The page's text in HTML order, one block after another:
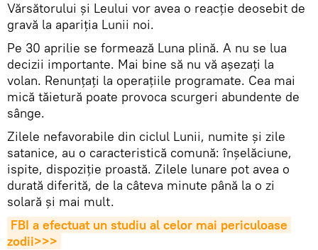
Vărsătorului și Leului vor avea o reacție deosebit de
gravă la apariția Lunii noi.
Pe 30 aprilie se formează Luna plină. A nu se lua
decizii importante. Mai bine să nu vă așezați la
volan. Renunțați la operațiile programate. Cea mai
mică tăietură poate provoca scurgeri abundente de
sânge.
Zilele nefavorabile din ciclul Lunii, numite și zile
satanice, au o caracteristică comună: înșelăciune,
ispite, dispoziție proastă. Zilele lunare pot avea o
durată diferită, de la câteva minute până la o zi
solară și mai mult.
FBI a efectuat un studiu al celor mai periculoase
zodii>>>